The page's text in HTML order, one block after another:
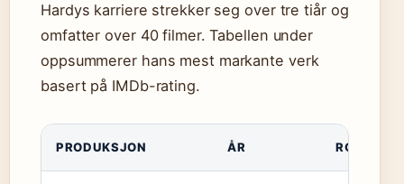
Hardys karriere strekker seg over tre tiår og
omfatter over 40 filmer. Tabellen under
oppsummerer hans mest markante verk
basert på IMDb-rating.
PRODUKSJON ÅR ROLLE